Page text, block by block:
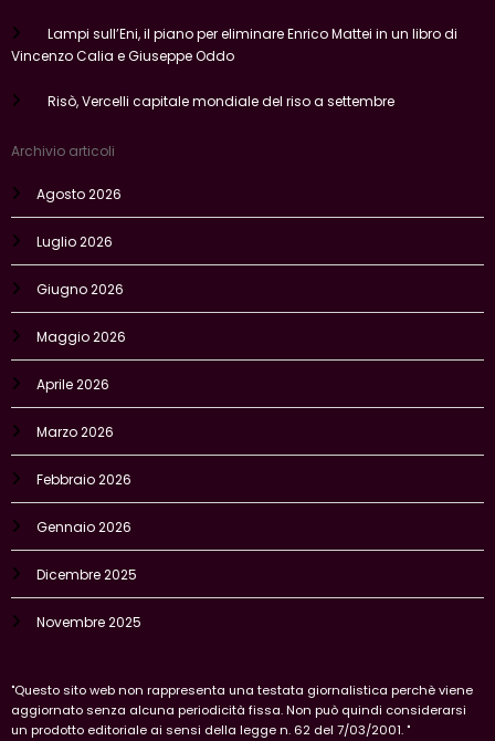
Lampi sull’Eni, il piano per eliminare Enrico Mattei in un libro di
Vincenzo Calia e Giuseppe Oddo
Risò, Vercelli capitale mondiale del riso a settembre
Archivio articoli
Agosto 2026
Luglio 2026
Giugno 2026
Maggio 2026
Aprile 2026
Marzo 2026
Febbraio 2026
Gennaio 2026
Dicembre 2025
Novembre 2025
"Questo sito web non rappresenta una testata giornalistica perchè viene
aggiornato senza alcuna periodicità fissa. Non può quindi considerarsi
un prodotto editoriale ai sensi della legge n. 62 del 7/03/2001. "